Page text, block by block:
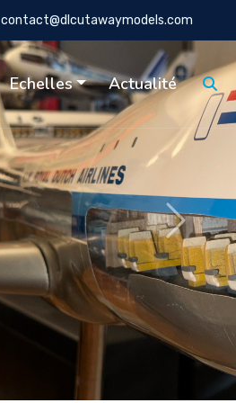
contact@dlcutawaymodels.com
Echelles Actualité
Suivant